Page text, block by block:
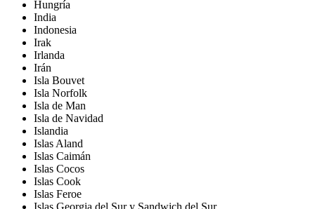
Hungría
India
Indonesia
Irak
Irlanda
Irán
Isla Bouvet
Isla Norfolk
Isla de Man
Isla de Navidad
Islandia
Islas Aland
Islas Caimán
Islas Cocos
Islas Cook
Islas Feroe
Islas Georgia del Sur y Sandwich del Sur